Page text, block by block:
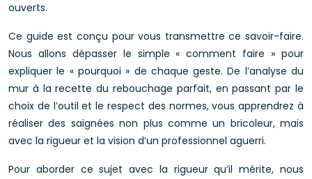
ouverts.
Ce guide est conçu pour vous transmettre ce savoir-faire.
Nous allons dépasser le simple « comment faire » pour
expliquer le « pourquoi » de chaque geste. De l’analyse du
mur à la recette du rebouchage parfait, en passant par le
choix de l’outil et le respect des normes, vous apprendrez à
réaliser des saignées non plus comme un bricoleur, mais
avec la rigueur et la vision d’un professionnel aguerri.
Pour aborder ce sujet avec la rigueur qu’il mérite, nous